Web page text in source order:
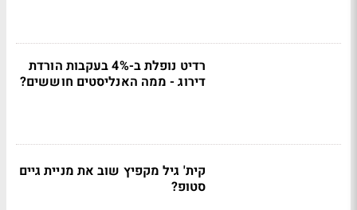
רדיט נופלת ב-4% בעקבות הורדת
דירוג - ממה האנליסטים חוששים?
קית' גיל מקפיץ שוב את מניית גיים
סטופ?